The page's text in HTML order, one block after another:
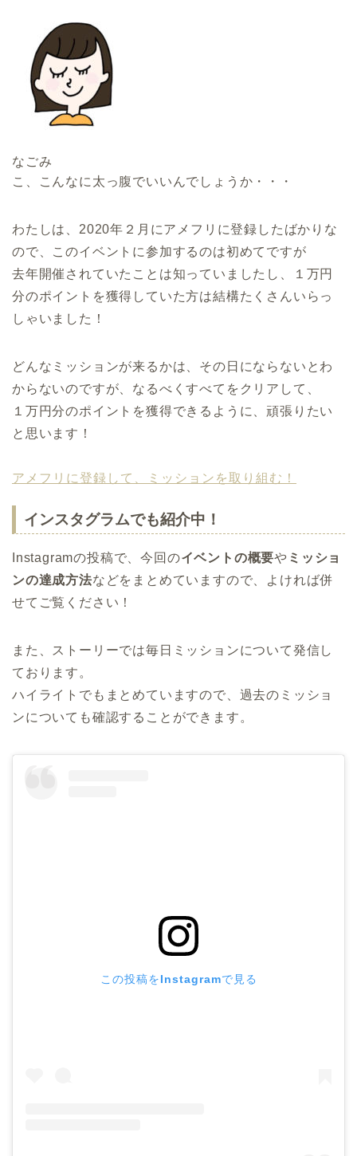
なごみ
こ、こんなに太っ腹でいいんでしょうか・・・
わたしは、2020年２月にアメフリに登録したばかりな
ので、このイベントに参加するのは初めてですが
去年開催されていたことは知っていましたし、
１万円
分のポイントを獲得していた方は結構たくさんいらっ
しゃいました！
どんなミッションが来るかは、その日にならないとわ
からないのですが、なるべくすべてをクリアして、
１万円分のポイントを獲得できるように、頑張りたい
と思います！
アメフリに登録して、ミッションを取り組む！
インスタグラムでも紹介中！
Instagramの投稿で、今回のイベントの概要や ミッショ
ンの達成方法などをまとめていますので、よければ併
せてご覧ください！
また、 ストーリーでは毎日ミッションについて発信し
ております。
ハイライトでもまとめていますので、過去のミッショ
ンについても確認することができます。
この投稿をInstagramで見る